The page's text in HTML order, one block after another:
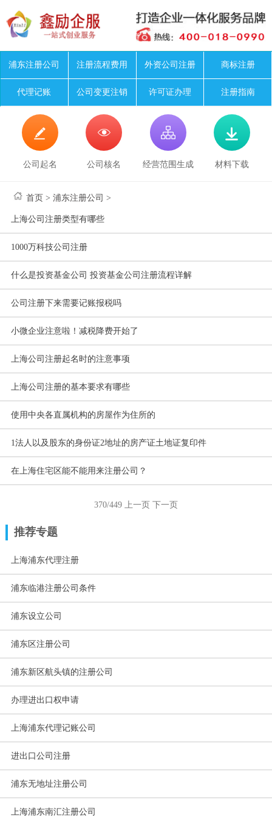
浦东注册公司 注册流程费用 外资公司注册 商标注册
代理记账 公司变更注销 许可证办理 注册指南

公司起名

公司核名

经营范围生成

材料下载
首页 >浦东注册公司 >
上海公司注册类型有哪些
1000万科技公司注册
什么是投资基金公司 投资基金公司注册流程详解
公司注册下来需要记账报税吗
小微企业注意啦！减税降费开始了
上海公司注册起名时的注意事项
上海公司注册的基本要求有哪些
使用中央各直属机构的房屋作为住所的
1法人以及股东的身份证2地址的房产证土地证复印件
在上海住宅区能不能用来注册公司？
370/449 上一页 下一页
推荐专题
上海浦东代理注册
浦东临港注册公司条件
浦东设立公司
浦东区注册公司
浦东新区航头镇的注册公司
办理进出口权申请
上海浦东代理记账公司
进出口公司注册
浦东无地址注册公司
上海浦东南汇注册公司